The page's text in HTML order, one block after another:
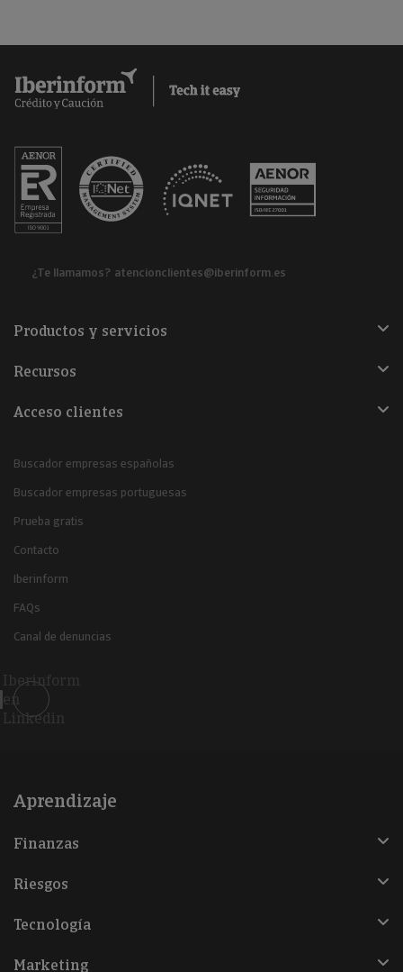
¿Te llamamos? atencionclientes@iberinform.es
Productos y servicios
Recursos
Acceso clientes
Buscador empresas españolas
Buscador empresas portuguesas
Prueba gratis
Contacto
Iberinform
FAQs
Canal de denuncias
Iberinform
en
Linkedin
Aprendizaje
Finanzas
Riesgos
Tecnología
Marketing